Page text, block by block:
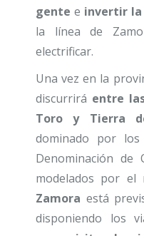
gente e invertir la
la línea de
electrificar.
Una vez en la
discurrirá entre
Toro y Tierra
dominado por
Denominación
modelados por el
Zamora está
disponiendo los